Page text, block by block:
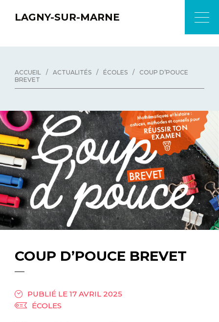
LAGNY-SUR-MARNE
ACCUEIL / ACTUALITÉS / ÉCOLES /
COUP D’POUCE
BREVET
COUP D’POUCE BREVET
PUBLIÉ LE 17 AVRIL 2025
ÉCOLES